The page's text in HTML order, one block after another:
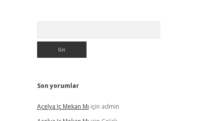
Son yorumlar
Açelya Iç Mekan Mı için admin